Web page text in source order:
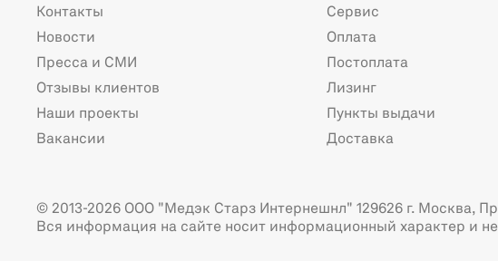
Контакты
Новости
Пресса и СМИ
Отзывы клиентов
Наши проекты
Вакансии
Сервис
Оплата
Постоплата
Лизинг
Пункты выдачи
Доставка
© 2013-2026 ООО "Медэк Старз Интернешнл" 129626 г. Москва,
Вся информация на сайте носит информационный характер и